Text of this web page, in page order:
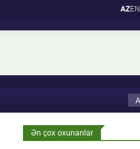
AZEN
Ən çox oxunanlar